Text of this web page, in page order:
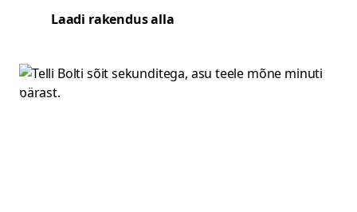
Laadi rakendus alla